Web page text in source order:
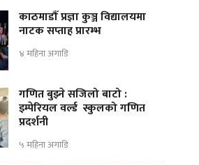
काठमाडौँ प्रज्ञा कुञ्ज विद्यालयमा
नाटक सप्ताह प्रारम्भ
४ महिना अगाडि
गणित बुझ्ने सजिलो बाटो :
इम्पेरियल वर्ल्ड स्कुलको गणित
प्रदर्शनी
५ महिना अगाडि